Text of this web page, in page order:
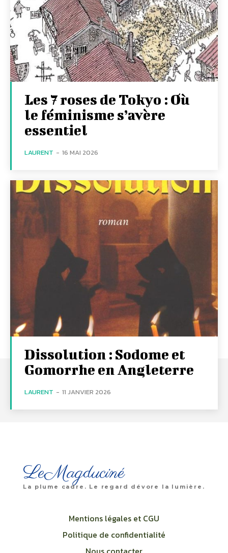
Les 7 roses de Tokyo : Où
le féminisme s’avère
essentiel
LAURENT - 16 MAI 2026
Dissolution : Sodome et
Gomorrhe en Angleterre
LAURENT - 11 JANVIER 2026
LeMagduciné
La plume cadre. Le regard dévore la lumière.
Mentions légales et CGU
Politique de confidentialité